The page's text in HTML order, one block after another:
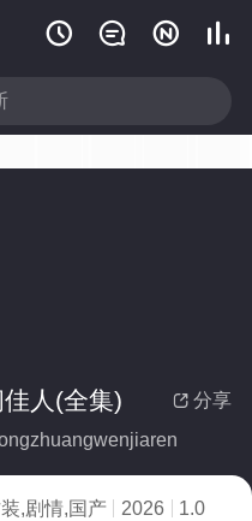
   
 分享
人(全集)
,剧情,国产 2026
1.0